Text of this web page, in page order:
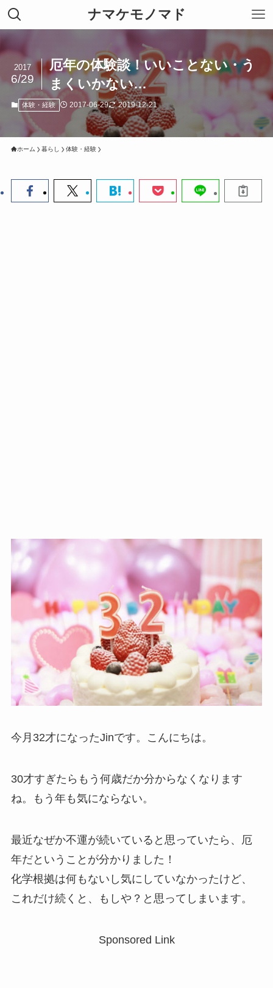
ナマケモノマド
厄年の体験談！いいことない・う
まくいかない…
2017
6/29
体験・経験 2017-06-29 2019-12-21
ホーム 暮らし 体験・経験
今月32才になったJinです。こんにちは。
30才すぎたらもう何歳だか分からなくなります
ね。もう年も気にならない。
最近なぜか不運が続いていると思っていたら、厄
年だということが分かりました！
化学根拠は何もないし気にしていなかったけど、
これだけ続くと、もしや？と思ってしまいます。
Sponsored Link